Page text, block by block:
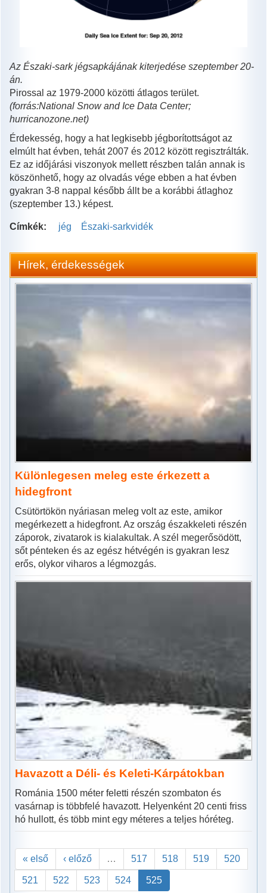
Az Északi-sark jégsapkájának kiterjedése szeptember 20-
án.
Pirossal az 1979-2000 közötti átlagos terület.
(forrás:National Snow and Ice Data Center;
hurricanozone.net)
Érdekesség, hogy a hat legkisebb jégborítottságot az
elmúlt hat évben, tehát 2007 és 2012 között regisztrálták.
Ez az időjárási viszonyok mellett részben talán annak is
köszönhető, hogy az olvadás vége ebben a hat évben
gyakran 3-8 nappal később állt be a korábbi átlaghoz
(szeptember 13.) képest.
Címkék: jég Északi-sarkvidék
Hírek, érdekességek
Különlegesen meleg este érkezett a
hidegfront
Csütörtökön nyáriasan meleg volt az este, amikor
megérkezett a hidegfront. Az ország északkeleti részén
záporok, zivatarok is kialakultak. A szél megerősödött,
sőt pénteken és az egész hétvégén is gyakran lesz
erős, olykor viharos a légmozgás.
Havazott a Déli- és Keleti-Kárpátokban
Románia 1500 méter feletti részén szombaton és
vasárnap is többfelé havazott. Helyenként 20 centi friss
hó hullott, és több mint egy méteres a teljes hóréteg.
« első ‹ előző … 517 518 519 520
521 522 523 524 525